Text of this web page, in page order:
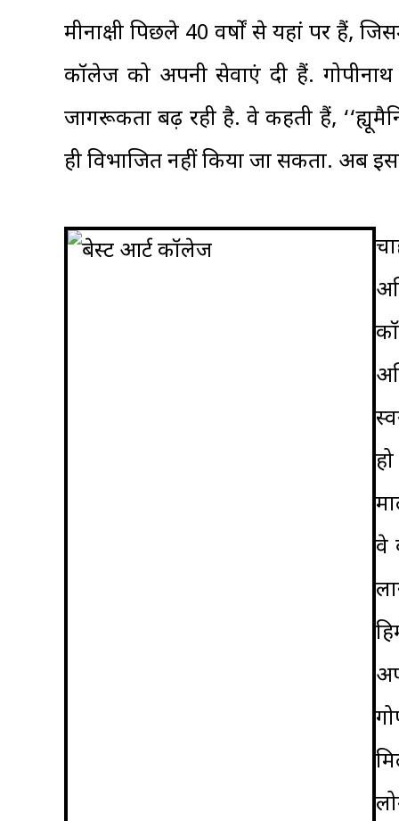
मीनाक्षी पिछले 40 वर्षों से यहां पर हैं,
कॉलेज को अपनी सेवाएं दी हैं.
जागरूकता बढ़ रही है. वे कहती हैं,
ही विभाजित नहीं किया जा सकता. अब
वे